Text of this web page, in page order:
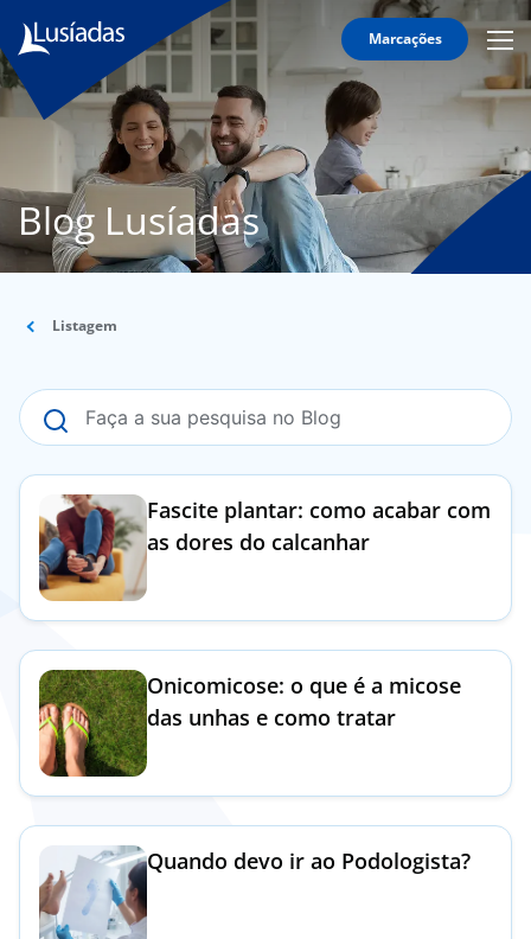
Marcações
Icon
Lusíadas
Hospitais
Corpo
Clínico
Acordos
Sport
a nós
Blog Lusíadas
Listagem
Fascite plantar: como acabar com
as dores do calcanhar
Onicomicose: o que é a micose
das unhas e como tratar
Quando devo ir ao Podologista?